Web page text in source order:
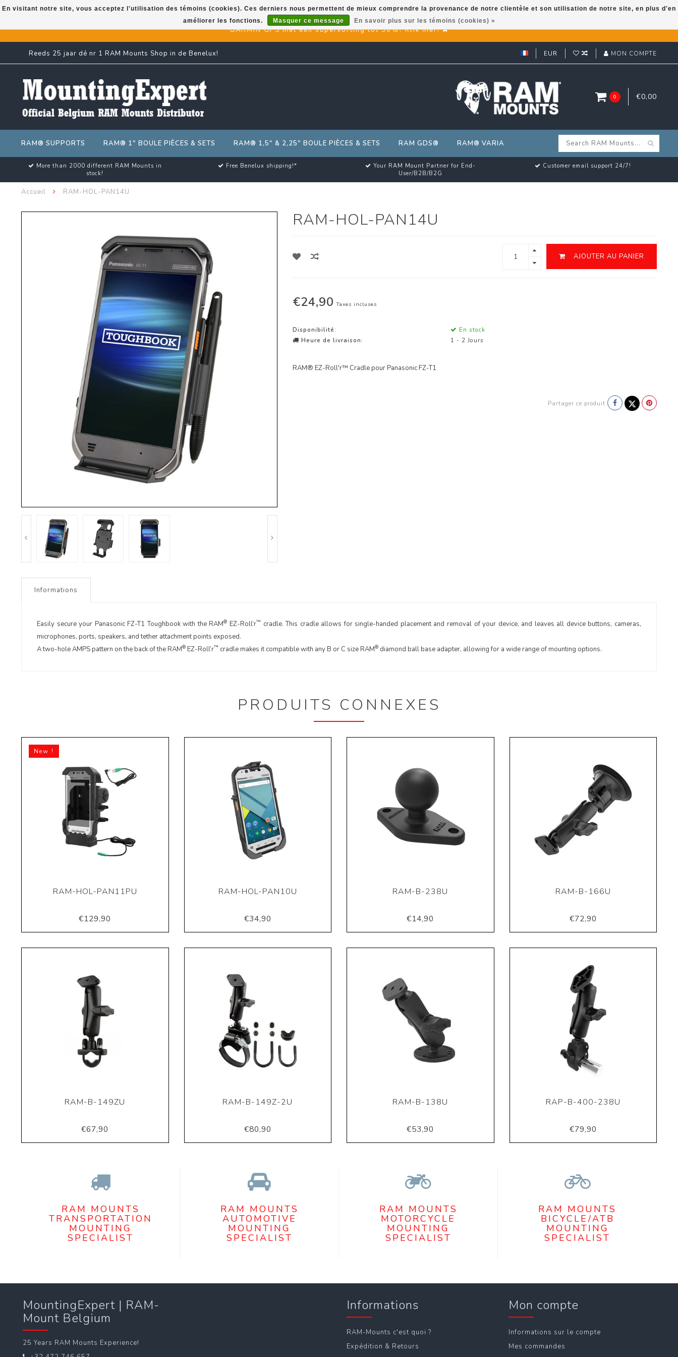
GARMIN GPS met een superkorting tot 50%? Klik hier!
Reeds 25 jaar dé nr 1 RAM Mounts Shop in de Benelux! EUR MON COMPTE
0 €0,00
RAM® SUPPORTS RAM® 1" BOULE PIÈCES & SETS RAM® 1,5" & 2,25" BOULE PIÈCES & SETS RAM GDS® RAM® VARIA
More than 2000 different RAM Mounts in
stock!
Free Benelux shipping!*
Your RAM Mount Partner for End-
User/B2B/B2G
Customer email support 24/7!
Accueil RAM-HOL-PAN14U
RAM-HOL-PAN14U
AJOUTER AU PANIER
€24,90 Taxes incluses
Disponibilité:
En stock
Heure de livraison:
1 - 2 Jours
RAM® EZ-Roll'r™ Cradle pour Panasonic FZ-T1
Partager ce produit
Informations
Easily secure your Panasonic FZ-T1 Toughbook with the RAM® EZ-Roll’r™ cradle. This cradle allows for single-handed placement and removal of your device, and leaves all device buttons, cameras,
microphones, ports, speakers, and tether attachment points exposed.
A two-hole AMPS pattern on the back of the RAM® EZ-Roll’r™ cradle makes it compatible with any B or C size RAM® diamond ball base adapter, allowing for a wide range of mounting options.
PRODUITS CONNEXES
New !
RAM-HOL-PAN11PU
€129,90
RAM-HOL-PAN10U
€34,90
RAM-B-238U
€14,90
RAM-B-166U
€72,90
RAM-B-149ZU
€67,90
RAM-B-149Z-2U
€80,90
RAM-B-138U
€53,90
RAP-B-400-238U
€79,90
En visitant notre site, vous acceptez l'utilisation des témoins (cookies). Ces derniers nous permettent de mieux comprendre la provenance de notre clientèle et son utilisation de notre site, en plus d'en
améliorer les fonctions.
Masquer ce message En savoir plus sur les témoins (cookies) »
RAM MOUNTS
TRANSPORTATION
MOUNTING
SPECIALIST
RAM MOUNTS
AUTOMOTIVE
MOUNTING
SPECIALIST
RAM MOUNTS
MOTORCYCLE
MOUNTING
SPECIALIST
RAM MOUNTS
BICYCLE/ATB
MOUNTING
SPECIALIST
MountingExpert | RAM-
Mount Belgium
25 Years RAM Mounts Experience!
Informations
RAM-Mounts c'est quoi ?
Expédition & Retours
Mon compte
Informations sur le compte
Mes commandes